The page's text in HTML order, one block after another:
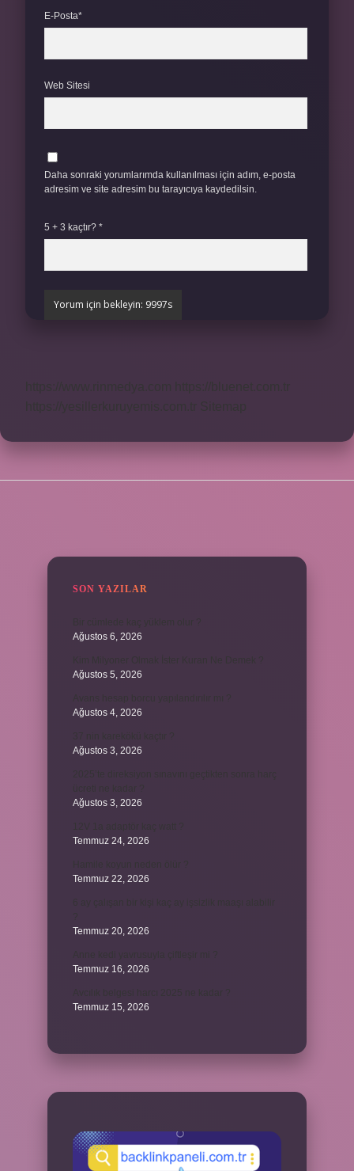
E-Posta*
Web Sitesi
Daha sonraki yorumlarımda kullanılması için adım, e-posta
adresim ve site adresim bu tarayıcıya kaydedilsin.
5 + 3 kaçtır? *
SON YAZILAR
Ağustos 6, 2026
Ağustos 5, 2026
Ağustos 4, 2026
Ağustos 3, 2026
Ağustos 3, 2026
Temmuz 24, 2026
Temmuz 22, 2026
Temmuz 20, 2026
Temmuz 16, 2026
Temmuz 15, 2026